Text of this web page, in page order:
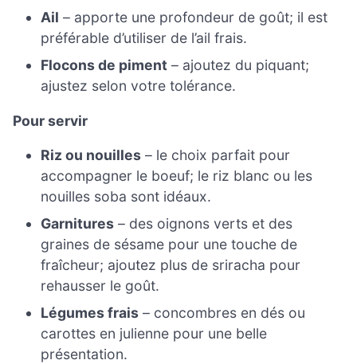
Ail – apporte une profondeur de goût; il est
préférable d’utiliser de l’ail frais.
Flocons de piment – ajoutez du piquant;
ajustez selon votre tolérance.
Pour servir
Riz ou nouilles – le choix parfait pour
accompagner le boeuf; le riz blanc ou les
nouilles soba sont idéaux.
Garnitures – des oignons verts et des
graines de sésame pour une touche de
fraîcheur; ajoutez plus de sriracha pour
rehausser le goût.
Légumes frais – concombres en dés ou
carottes en julienne pour une belle
présentation.